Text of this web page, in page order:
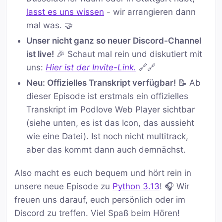
lasst es uns wissen - wir arrangieren dann
mal was. 🤝
Unser nicht ganz so neuer Discord-Channel
ist live! 🎉 Schaut mal rein und diskutiert mit
uns: Hier ist der Invite-Link. 🔗🔗
Neu: Offizielles Transkript verfügbar! 📝 Ab
dieser Episode ist erstmals ein offizielles
Transkript im Podlove Web Player sichtbar
(siehe unten, es ist das Icon, das aussieht
wie eine Datei). Ist noch nicht multitrack,
aber das kommt dann auch demnächst.
Also macht es euch bequem und hört rein in
unsere neue Episode zu Python 3.13! 🎧 Wir
freuen uns darauf, euch persönlich oder im
Discord zu treffen. Viel Spaß beim Hören!